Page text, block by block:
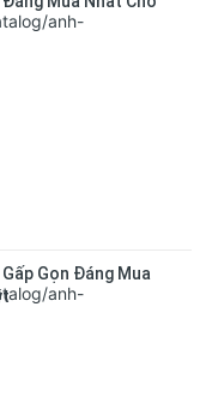
Gọn Đáng Mua